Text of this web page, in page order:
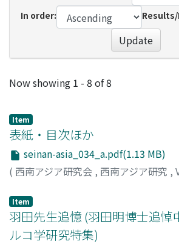
In order:
Results/
Update
Recent Submissions
Now showing 1 - 8 of 8
Item
表紙・目次ほか
seinan-asia_034_a.pdf(1.13 MB)
( 西南アジア研究会 , 西南アジア研究 ,
Item
羽田先生追憶 (羽田明博士追悼
ルコ学研究特集)